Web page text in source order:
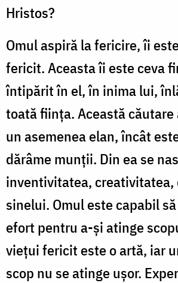
Hristos?
Omul aspiră la fericire, îi
fericit. Aceasta îi este ceva
întipărit în el, în inima lui,
toată fiinţa. Această
un asemenea elan, încât
dărâme munţii. Din ea se
inventivitatea, creativitatea,
sinelui. Omul este capabil
efort pentru a-şi atinge
vieţui fericit este o artă, iar
scop nu se atinge uşor.